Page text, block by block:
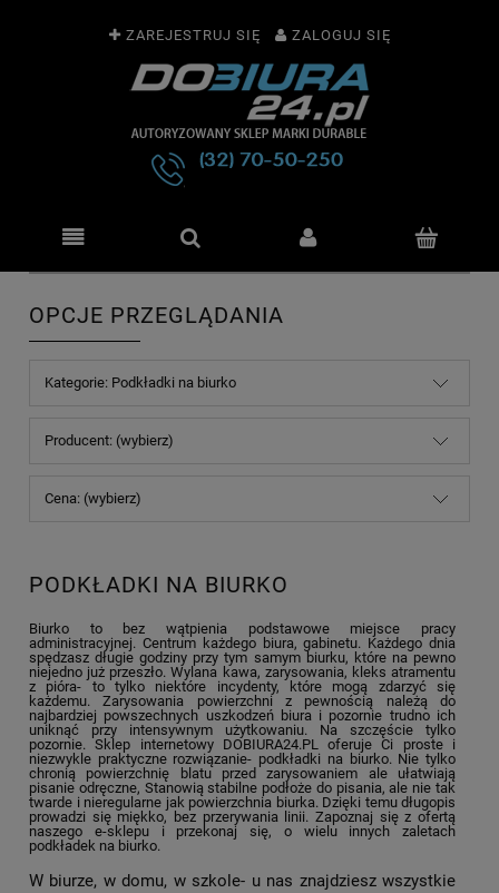
ZAREJESTRUJ SIĘ ZALOGUJ SIĘ
OPCJE PRZEGLĄDANIA
Kategorie: Podkładki na biurko
Producent: (wybierz)
Cena: (wybierz)
PODKŁADKI NA BIURKO
Biurko to bez wątpienia podstawowe miejsce pracy
administracyjnej. Centrum każdego biura, gabinetu. Każdego dnia
spędzasz długie godziny przy tym samym biurku, które na pewno
niejedno już przeszło. Wylana kawa, zarysowania, kleks atramentu
z pióra- to tylko niektóre incydenty, które mogą zdarzyć się
każdemu. Zarysowania powierzchni z pewnością należą do
najbardziej powszechnych uszkodzeń biura i pozornie trudno ich
uniknąć przy intensywnym użytkowaniu. Na szczęście tylko
pozornie. Sklep internetowy DOBIURA24.PL oferuje Ci proste i
niezwykle praktyczne rozwiązanie- podkładki na biurko. Nie tylko
chronią powierzchnię blatu przed zarysowaniem ale ułatwiają
pisanie odręczne, Stanowią stabilne podłoże do pisania, ale nie tak
twarde i nieregularne jak powierzchnia biurka. Dzięki temu długopis
prowadzi się miękko, bez przerywania linii. Zapoznaj się z ofertą
naszego e-sklepu i przekonaj się, o wielu innych zaletach
podkładek na biurko.
W biurze, w domu, w szkole- u nas znajdziesz wszystkie